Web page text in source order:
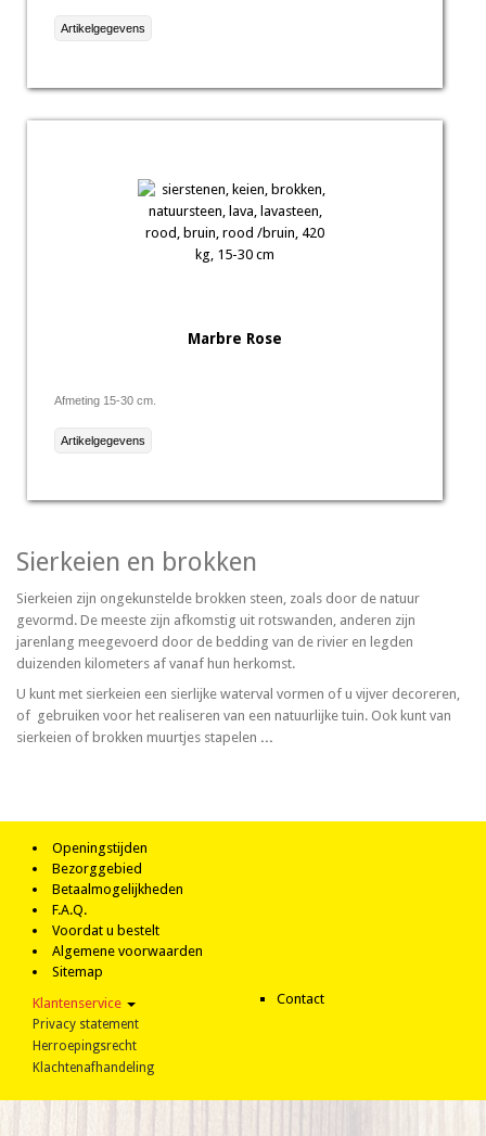
Artikelgegevens
Marbre Rose
Afmeting 15-30 cm.
Artikelgegevens
Sierkeien en brokken
Sierkeien zijn ongekunstelde brokken steen, zoals door de natuur
gevormd. De meeste zijn afkomstig uit rotswanden, anderen zijn
jarenlang meegevoerd door de bedding van de rivier en legden
duizenden kilometers af vanaf hun herkomst.
U kunt met sierkeien een sierlijke waterval vormen of u vijver decoreren,
of gebruiken voor het realiseren van een natuurlijke tuin. Ook kunt van
sierkeien of brokken muurtjes stapelen ...
Openingstijden
Bezorggebied
Betaalmogelijkheden
F.A.Q.
Voordat u bestelt
Algemene voorwaarden
Sitemap
Klantenservice
Privacy statement
Herroepingsrecht
Klachtenafhandeling
Contact